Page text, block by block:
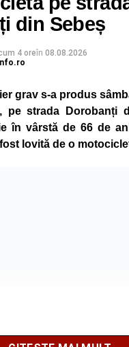
din Sebeș
4 oreîn 08.08.2026
grav s-a produs
pe strada Dorobanți
în vârstă de 66 de
lovită de o